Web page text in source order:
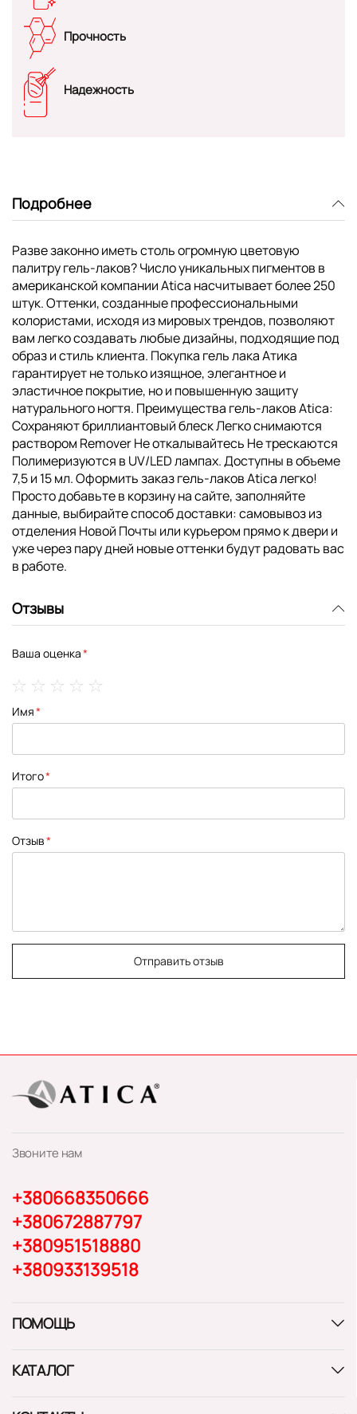
Прочность
Надежность
Подробнее
Разве законно иметь столь огромную цветовую
палитру гель-лаков? Число уникальных пигментов в
американской компании Atica насчитывает более 250
штук. Оттенки, созданные профессиональными
колористами, исходя из мировых трендов, позволяют
вам легко создавать любые дизайны, подходящие под
образ и стиль клиента. Покупка гель лака Атика
гарантирует не только изящное, элегантное и
эластичное покрытие, но и повышенную защиту
натурального ногтя. Преимущества гель-лаков Atica:
Сохраняют бриллиантовый блеск Легко снимаются
раствором Remover Не откалывайтесь Не трескаются
Полимеризуются в UV/LED лампах. Доступны в объеме
7,5 и 15 мл. Оформить заказ гель-лаков Atica легко!
Просто добавьте в корзину на сайте, заполняйте
данные, выбирайте способ доставки: самовывоз из
отделения Новой Почты или курьером прямо к двери и
уже через пару дней новые оттенки будут радовать вас
в работе.
Отзывы
Ваша оценка
star
stars
stars
stars
stars
Имя
Итого
Отзыв
Отправить отзыв
Звоните нам
+380668350666
+380672887797
+380951518880
+380933139518
ПОМОЩЬ
КАТАЛОГ